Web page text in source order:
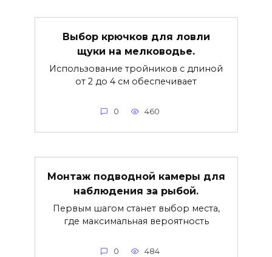
Выбор крючков для ловли
щуки на мелководье.
Использование тройников с длиной
от 2 до 4 см обеспечивает
0 460
Монтаж подводной камеры для
наблюдения за рыбой.
Первым шагом станет выбор места,
где максимальная вероятность
0 484